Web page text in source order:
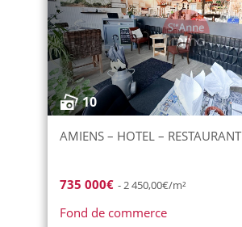
10
AMIENS – HOTEL – RESTAURANT
735 000€ - 2 450,00€/m²
Fond de commerce